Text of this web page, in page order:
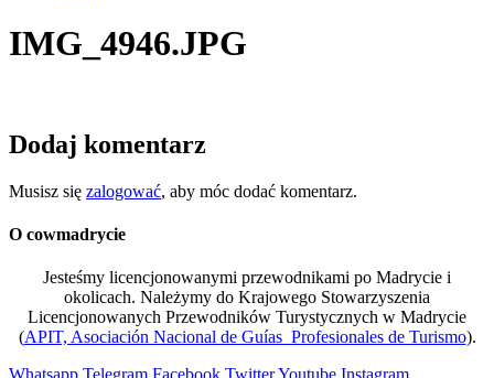
IMG_4946.JPG
Dodaj komentarz
Musisz się zalogować, aby móc dodać komentarz.
O cowmadrycie
Jesteśmy licencjonowanymi przewodnikami po Madrycie i
okolicach. Należymy do Krajowego Stowarzyszenia
Licencjonowanych Przewodników Turystycznych w Madrycie
(APIT, Asociación Nacional de Guías Profesionales de Turismo).